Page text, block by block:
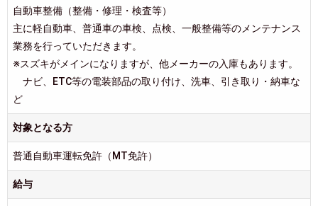
自動車整備（整備・修理・検査等）
主に軽自動車、普通車の車検、点検、一般整備等のメンテナンス
業務を行っていただきます。
※スズキがメインになりますが、他メーカーの入庫もあります。
ナビ、ETC等の電装部品の取り付け、洗車、引き取り・納車な
ど
対象となる方
普通自動車運転免許（MT免許）
給与